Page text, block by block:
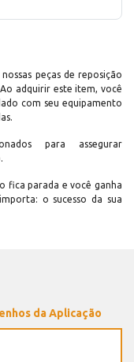
peças de reposição
adquirir este item, você
com seu equipamento
para assegurar
fica parada e você ganha
o sucesso da sua
da Aplicação